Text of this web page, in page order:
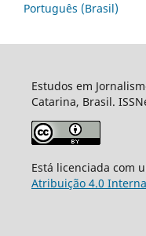
Português (Brasil)
Estudos em
Catarina, Brasil.
Está licenciada com
Atribuição 4.0